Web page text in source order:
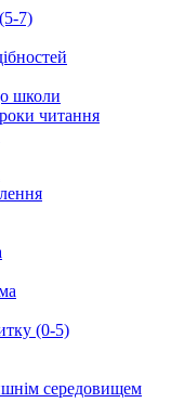
7)
школи
читання
(0-5)
середовищем